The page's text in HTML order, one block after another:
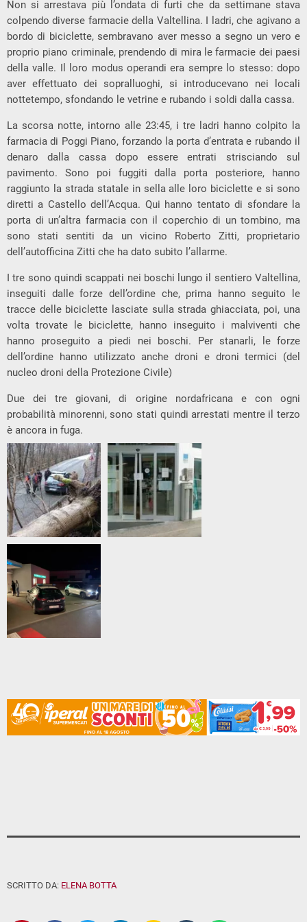
Non si arrestava più l’ondata di furti che da settimane stava
colpendo diverse farmacie della Valtellina. I ladri, che agivano a
bordo di biciclette, sembravano aver messo a segno un vero e
proprio piano criminale, prendendo di mira le farmacie dei paesi
della valle. Il loro modus operandi era sempre lo stesso: dopo
aver effettuato dei sopralluoghi, si introducevano nei locali
nottetempo, sfondando le vetrine e rubando i soldi dalla cassa.
La scorsa notte, intorno alle 23:45, i tre ladri hanno colpito la
farmacia di Poggi Piano, forzando la porta d’entrata e rubando il
denaro dalla cassa dopo essere entrati strisciando sul
pavimento. Sono poi fuggiti dalla porta posteriore, hanno
raggiunto la strada statale in sella alle loro biciclette e si sono
diretti a Castello dell’Acqua. Qui hanno tentato di sfondare la
porta di un’altra farmacia con il coperchio di un tombino, ma
sono stati sentiti da un vicino Roberto Zitti, proprietario
dell’autofficina Zitti che ha dato subito l’allarme.
I tre sono quindi scappati nei boschi lungo il sentiero Valtellina,
inseguiti dalle forze dell’ordine che, prima hanno seguito le
tracce delle biciclette lasciate sulla strada ghiacciata, poi, una
volta trovate le biciclette, hanno inseguito i malviventi che
hanno proseguito a piedi nei boschi. Per stanarli, le forze
dell’ordine hanno utilizzato anche droni e droni termici (del
nucleo droni della Protezione Civile)
Due dei tre giovani, di origine nordafricana e con ogni
probabilità minorenni, sono stati quindi arrestati mentre il terzo
è ancora in fuga.
SCRITTO DA: ELENA BOTTA